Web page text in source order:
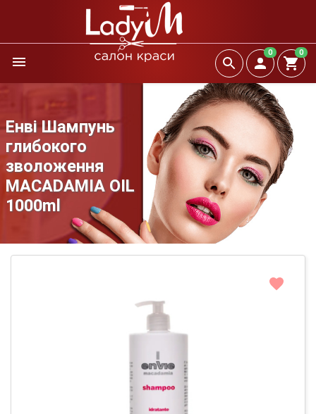
0 0
Енві Шампунь
глибокого
зволоження
MACADAMIA OIL
1000ml